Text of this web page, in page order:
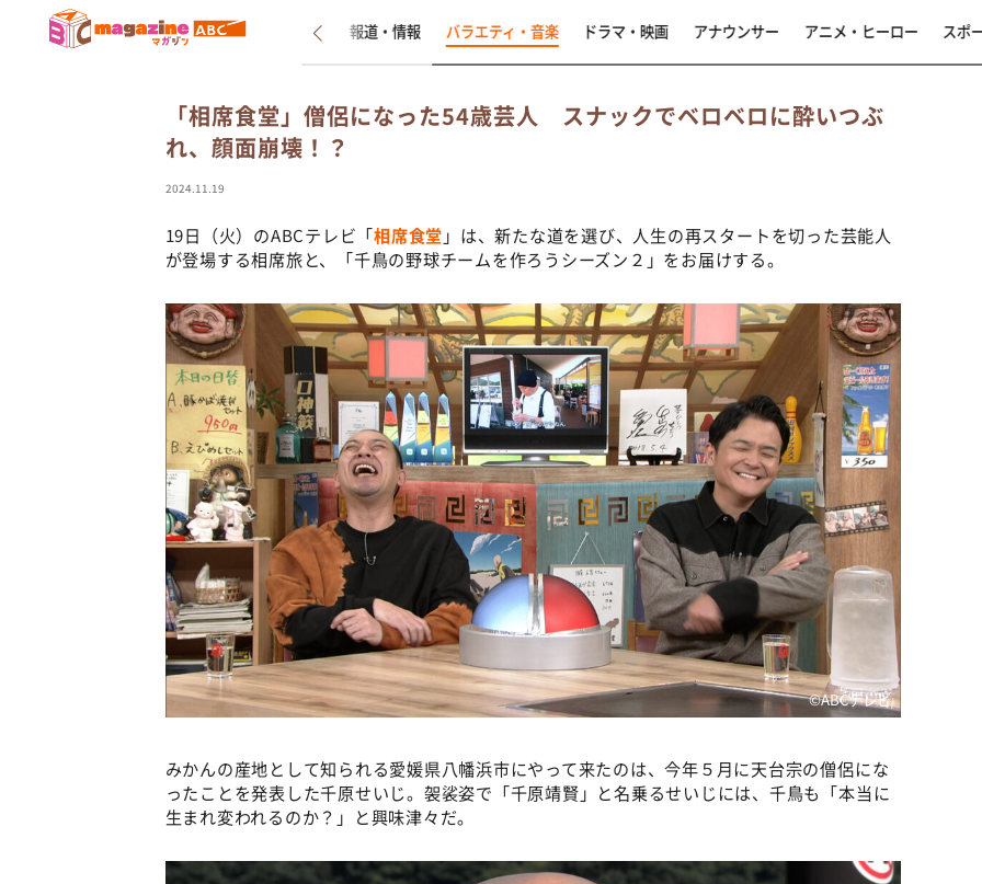
新着 インタビュー 報道・情報 バラエティ・音楽 ドラマ・映画 アナウンサー アニメ・ヒーロー スポ
「相席食堂」僧侶になった54歳芸人 スナックでベロベロに酔いつぶ
れ、顔面崩壊！？
2024.11.19
19日（火）のABCテレビ「相席食堂 」は、新たな道を選び、人生の再スタートを切った芸能人
が登場する相席旅と、「千鳥の野球チームを作ろうシーズン２」をお届けする。
©️ABCテレビ
みかんの産地として知られる愛媛県八幡浜市にやって来たのは、今年５月に天台宗の僧侶にな
ったことを発表した千原せいじ。袈裟姿で「千原靖賢」と名乗るせいじには、千鳥も「本当に
生まれ変われるのか？」と興味津々だ。